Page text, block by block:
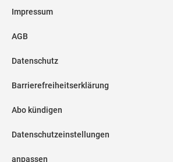
Impressum
AGB
Datenschutz
Barrierefreiheitserklärung
Abo kündigen
Datenschutzeinstellungen
anpassen